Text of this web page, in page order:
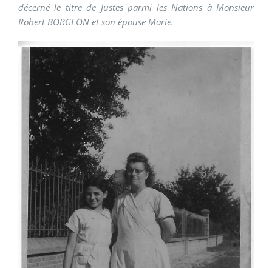
décerné le titre de Justes parmi les Nations à Monsieur
Robert BORGEON et son épouse Marie.